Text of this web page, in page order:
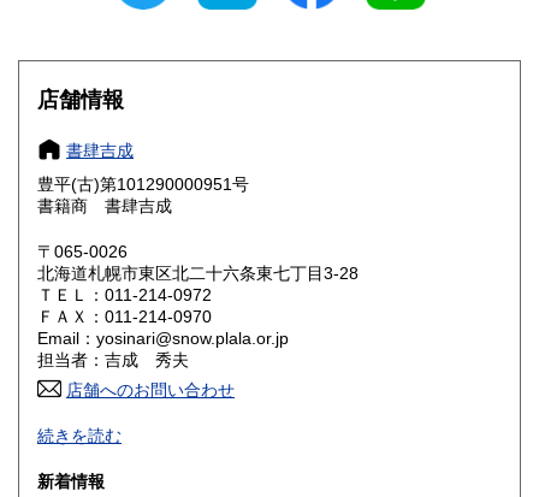
3,010円 長野県
岐阜県 3,170円 静岡県 3,170円
愛知県
滋賀県
大阪府
奈良県 3,330円 和歌山県
鳥取県 3,330円
岡山県 3,330円
山口県
香川県
店舗情報
書肆吉成
豊平(古)第101290000951号
書籍商 書肆吉成
〒065-0026
北海道札幌市東区北二十六条東七丁目3-28
ＴＥＬ：011-214-0972
ＦＡＸ：011-214-0970
Email：yosinari@snow.plala.or.jp
担当者：吉成 秀夫
店舗へのお問い合わせ
札幌の古本屋です。北海道の郷土誌、アイヌ民族関係書、思
想哲学、詩歌などの人文書を中心に、学術専門書を主に取り
続きを読む
新着情報